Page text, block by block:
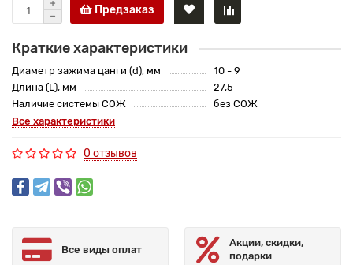
Предзаказ
Краткие характеристики
Диаметр зажима цанги (d), мм
10 - 9
Длина (L), мм
27,5
Наличие системы СОЖ
без СОЖ
Все характеристики
0 отзывов
Все виды оплат
Акции, скидки,
подарки